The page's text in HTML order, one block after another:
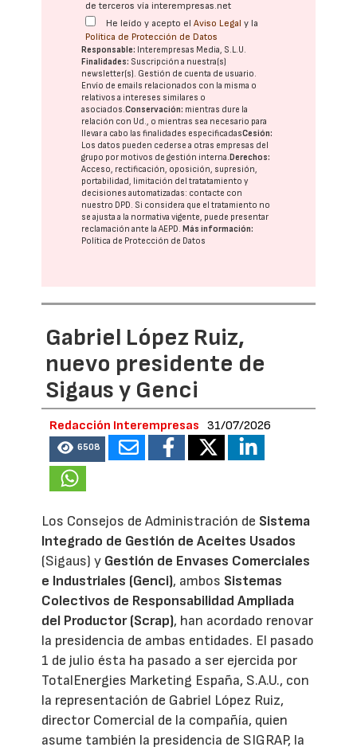
de terceros vía interempresas.net
He leído y acepto elAviso Legal y la
Política de Protección de Datos
Responsable: Interempresas Media, S.L.U.
Finalidades: Suscripción a nuestra(s)
newsletter(s). Gestión de cuenta de usuario.
Envío de emails relacionados con la misma o
relativos a intereses similares o
asociados.Conservación: mientras dure la
relación con Ud., o mientras sea necesario para
llevar a cabo las finalidades especificadasCesión:
Los datos pueden cederse a otras empresas del
grupo por motivos de gestión interna. Derechos:
Acceso, rectificación, oposición, supresión,
portabilidad, limitación del tratatamiento y
decisiones automatizadas: contacte con
nuestro DPD. Si considera que el tratamiento no
se ajusta a la normativa vigente, puede presentar
reclamación ante laAEPD. Más información:
Política de Protección de Datos
Gabriel López Ruiz,
nuevo presidente de
Sigaus y Genci
Redacción Interempresas 31/07/2026
6508
Los Consejos de Administración de Sistema
Integrado de Gestión de Aceites Usados
(Sigaus) y Gestión de Envases Comerciales
e Industriales (Genci), ambos Sistemas
Colectivos de Responsabilidad Ampliada
del Productor (Scrap), han acordado renovar
la presidencia de ambas entidades. El pasado
1 de julio ésta ha pasado a ser ejercida por
TotalEnergies Marketing España, S.A.U., con
la representación de Gabriel López Ruiz,
director Comercial de la compañía, quien
asume también la presidencia de SIGRAP, la